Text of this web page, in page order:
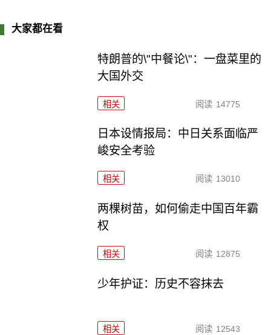
大家都在看
特朗普的\"中餐论\"：一盘菜里的
大国外交
相关 阅读 14775
日本设情报局：中日关系面临严
峻安全考验
相关 阅读 13010
两棵树苗，如何偷走中国百年霸
权
相关 阅读 12875
少年护证：历史不容抹去
相关 阅读 12543